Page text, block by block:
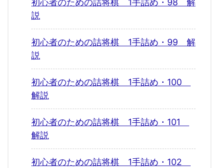
初心者のための詰将棋 1手詰め・98 解
説
初心者のための詰将棋 1手詰め・99 解
説
初心者のための詰将棋 1手詰め・100
解説
初心者のための詰将棋 1手詰め・101
解説
初心者のための詰将棋 1手詰め・102